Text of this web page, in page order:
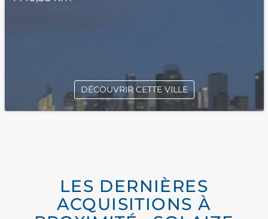
DÉCOUVRIR CETTE VILLE
LES DERNIÈRES
ACQUISITIONS À